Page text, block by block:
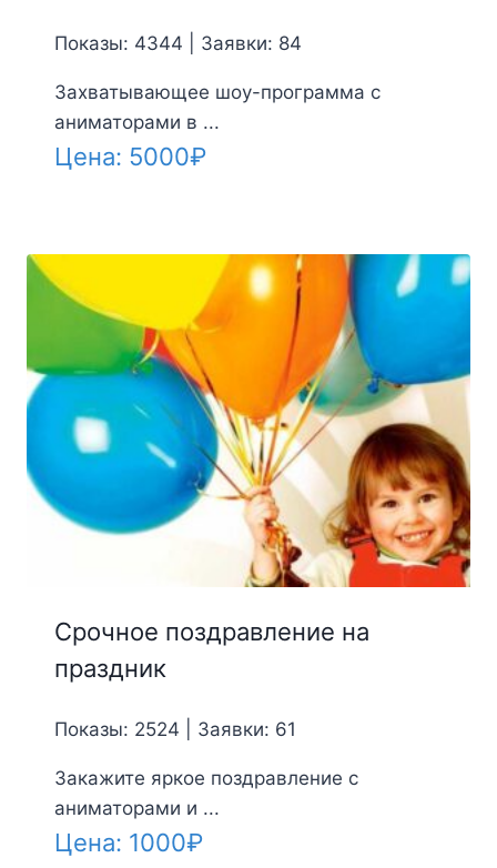
Показы: 4344 | Заявки: 84
Захватывающее шоу-программа с
аниматорами в ...
Цена: 5000₽
Срочное поздравление на
праздник
Показы: 2524 | Заявки: 61
Закажите яркое поздравление с
аниматорами и ...
Цена: 1000₽